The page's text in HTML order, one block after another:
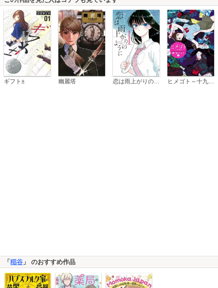
ギフト± 幽麗塔 恋は雨上がりのように ヒメゴト～十九歳の制服～
「 稲谷 」 のおすすめ作品